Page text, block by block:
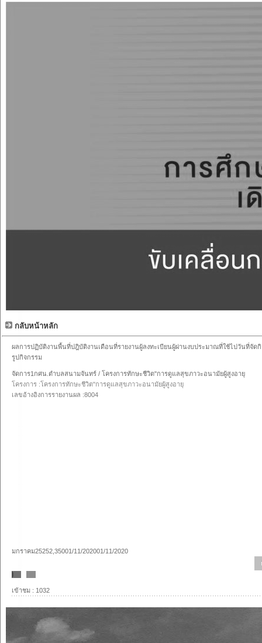
กลับหน้าหลัก
ผลการปฏิบัติงานพื้นที่ปฎิบัติงานเดือนที่รายงานผู้ลงทะเบียนผู้ผ่านงบประมาณที่ใช้ไปวันที่จัด
รูปกิจกรรม
จัดการ1กศน.ตำบลสนามจันทร์ / โครงการทักษะชีวิต"การดูแลสุขภาวะอนามัยผู้สูงอายุ
โครงการ :โครงการทักษะชีวิต"การดูแลสุขภาวะอนามัยผู้สูงอายุ
เลขอ้างอิงการรายงานผล :8004
มกราคม25252,35001/11/202001/11/2020
เข้าชม : 1032